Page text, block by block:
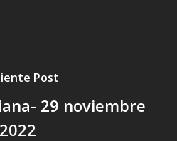
Post
29 noviembre
2022